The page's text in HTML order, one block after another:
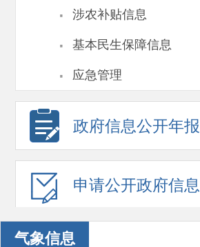
· 涉农补贴信息
· 基本民生保障信息
· 应急管理
政府信息公开年报
申请公开政府信息
气象信息